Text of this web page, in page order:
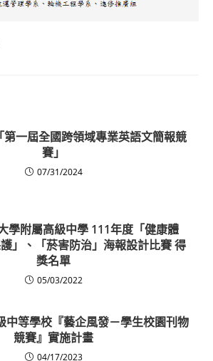
一屆全國跨領域專業英語文簡報競
賽」
07/31/2024
學附屬高級中學 111年度「健康體
」、「菸害防治」海報設計比賽 得
獎名單
05/03/2022
中等學校『藝企風發－學生校園刊物
競賽』實施計畫
04/17/2023